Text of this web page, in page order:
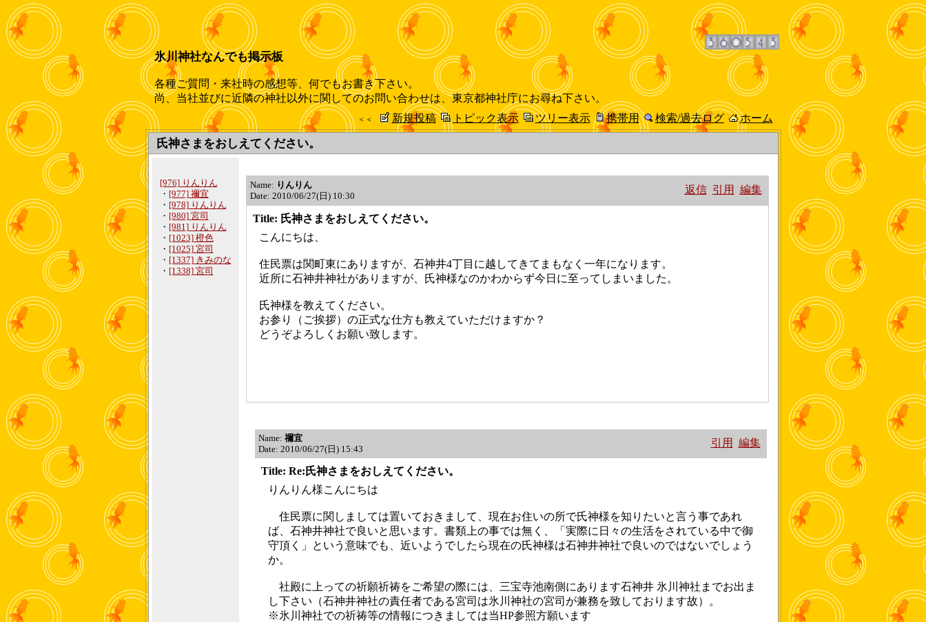
氷川神社なんでも掲示板
各種ご質問・来社時の感想等、何でもお書き下さい。
尚、当社並びに近隣の神社以外に関してのお問い合わせは、東京都神社庁にお尋ね下さい。
＜＜ 新規投稿 トピック表示 ツリー表示 携帯用 検索/過去ログ ホーム
氏神さまをおしえてください。
[976] りんりん
・ [977] 禰宜
・ [978] りんりん
・ [980] 宮司
・ [981] りんりん
・ [1023] 橙色
・ [1025] 宮司
・ [1337] きみのな
・ [1338] 宮司
Name: りんりん
Date: 2010/06/27(日) 10:30
返信 引用 編集
Title: 氏神さまをおしえてください。
こんにちは、
住民票は関町東にありますが、石神井4丁目に越してきてまもなく一年になります。
近所に石神井神社がありますが、氏神様なのかわからず今日に至ってしまいました。
氏神様を教えてください。
お参り（ご挨拶）の正式な仕方も教えていただけますか？
どうぞよろしくお願い致します。
Name: 禰宜
Date: 2010/06/27(日) 15:43
引用 編集
Title: Re:氏神さまをおしえてください。
りんりん様こんにちは
住民票に関しましては置いておきまして、現在お住いの所で氏神様を知りたいと言う事であれ
ば、石神井神社で良いと思います。書類上の事では無く、「実際に日々の生活をされている中で御
守頂く」という意味でも、近いようでしたら現在の氏神様は石神井神社で良いのではないでしょう
か。
社殿に上っての祈願祈祷をご希望の際には、三宝寺池南側にあります石神井 氷川神社までお出ま
し下さい（石神井神社の責任者である宮司は氷川神社の宮司が兼務を致しております故）。
※氷川神社での祈祷等の情報につきましては当HP参照方願います